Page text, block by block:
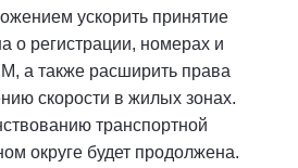
ускорить принятие
о регистрации, номерах и
а также расширить права
скорости в жилых зонах.
транспортной
округе будет продолжена.